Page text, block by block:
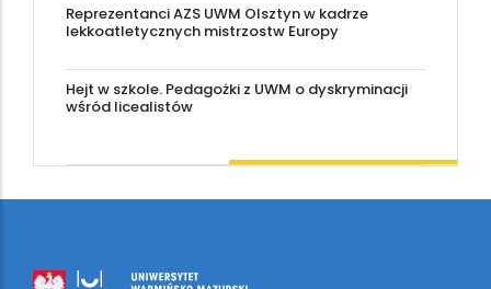
Reprezentanci AZS UWM Olsztyn w kadrze
lekkoatletycznych mistrzostw Europy
Hejt w szkole. Pedagożki z UWM o dyskryminacji
wśród licealistów